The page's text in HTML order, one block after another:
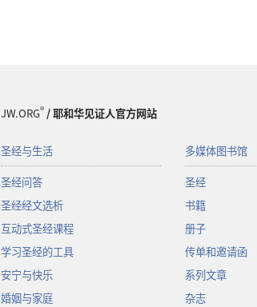
JW.ORG®/ 耶和华见证人官方网站
圣经与生活
圣经问答
圣经经文选析
互动式圣经课程
学习圣经的工具
安宁与快乐
婚姻与家庭
多媒体图书馆
圣经
书籍
册子
传单和邀请函
系列文章
杂志